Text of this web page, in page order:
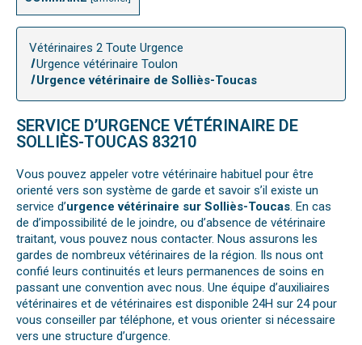
Vétérinaires 2 Toute Urgence
Urgence vétérinaire Toulon
Urgence vétérinaire de Solliès-Toucas
SERVICE D’URGENCE VÉTÉRINAIRE DE
SOLLIÈS-TOUCAS 83210
Vous pouvez appeler votre vétérinaire habituel pour être
orienté vers son système de garde et savoir s’il existe un
service d’urgence vétérinaire sur Solliès-Toucas. En cas
de d’impossibilité de le joindre, ou d’absence de vétérinaire
traitant, vous pouvez nous contacter. Nous assurons les
gardes de nombreux vétérinaires de la région. Ils nous ont
confié leurs continuités et leurs permanences de soins en
passant une convention avec nous. Une équipe d’auxiliaires
vétérinaires et de vétérinaires est disponible 24H sur 24 pour
vous conseiller par téléphone, et vous orienter si nécessaire
vers une structure d’urgence.